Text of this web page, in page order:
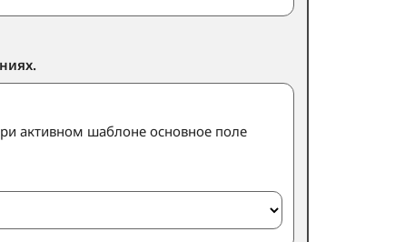
активном шаблоне основное поле